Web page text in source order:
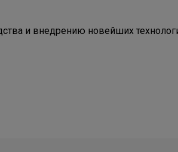
и внедрению новейших